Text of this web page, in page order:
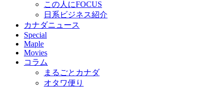
この人にFOCUS
日系ビジネス紹介
カナダニュース
Special
Maple
Movies
コラム
まるごとカナダ
オタワ便り